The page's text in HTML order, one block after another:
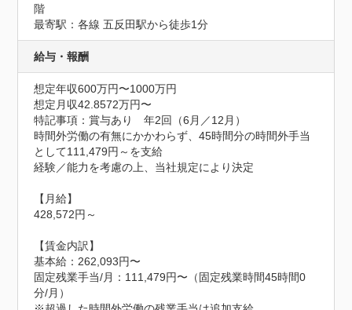
階
最寄駅：各線 五反田駅から徒歩1分
給与・報酬
想定年収600万円〜1000万円
想定月収42.8572万円〜
特記事項：賞与あり　年2回（6月／12月）
時間外労働の有無にかかわらず、45時間分の時間外手当
として111,479円～を支給
経験／能力を考慮の上、当社規定により決定
【月給】
428,572円～
【賃金内訳】
基本給：262,093円〜
固定残業手当/月：111,479円〜（固定残業時間45時間0
分/月）